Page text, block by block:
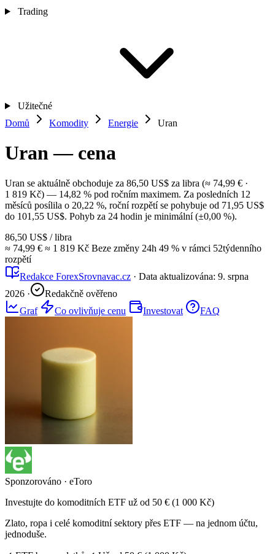
Trading
Užitečné
Domů
Komodity Energie Uran
Uran — cena
Uran se aktuálně obchoduje za 86,50 US$ za libra (≈ 74,99 € ·
1 819 Kč) — 14,82 % pod ročním maximem. Za posledních 12
měsíců posílila o 20,22 %, roční rozpětí se pohybuje od 71,95 US$
do 101,55 US$. Pohyb za 24 hodin je minimální (±0,00 %).
86,50 US$ / libra
≈ 74,99 € ≈ 1 819 Kč Beze změny 24h 49 % v rámci 52týdenního
rozpětí
Redakce ForexSrovnavac.cz · Data aktualizována: 9. srpna
2026 ·
Redakčně ověřeno
Graf
Co ovlivňuje cenu Investovat FAQ
Sponzorováno · eToro
Investujte do komoditních ETF už od 50 € (1 000 Kč)
Zlato, ropa i celé komoditní sektory přes ETF — na jednom účtu,
jednoduše.